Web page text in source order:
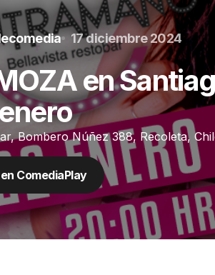
17 diciembre 2024
en
Bombero Núñez 388, Recoleta,
ComediaPlay